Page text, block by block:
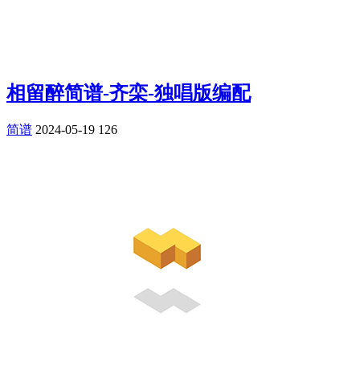
相留醉简谱-齐栾-独唱版编配
简谱 2024-05-19 126